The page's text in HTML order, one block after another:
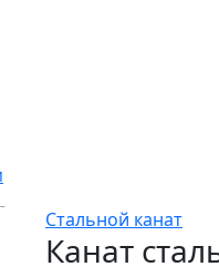
Стальной канат
Канат